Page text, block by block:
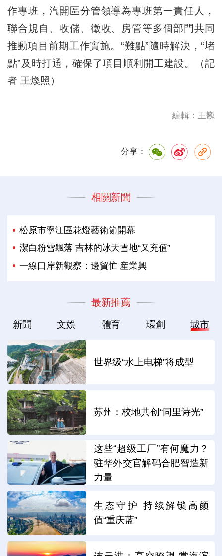
作專班，汽開區分管領導為專班第一責任人，
聯合規自、收儲、徵收、房管等多個部門共同
推動項目前期工作實施。“難點”隨時解決，“堵
點”及時打通，確保了項目順利開工建設。（記
者 王煥照）
編輯：王巍
分享：
相關新聞
松原市寧江區花燈藝術節開幕
潔白粉雪飄落 吉林的冰天雪地“又充值”
一線口岸新觀察：邊貿忙 産業興
最新推薦
新聞 文娛 體育 環創 城市
世界级“水上电梯”将成型
苏州：校地共创“同里诗光”
这些“超级工厂”有何魔力？
驻华外交官解码合肥智造新
力量
生态守护 持续解锁高颜
值“重庆蓝”